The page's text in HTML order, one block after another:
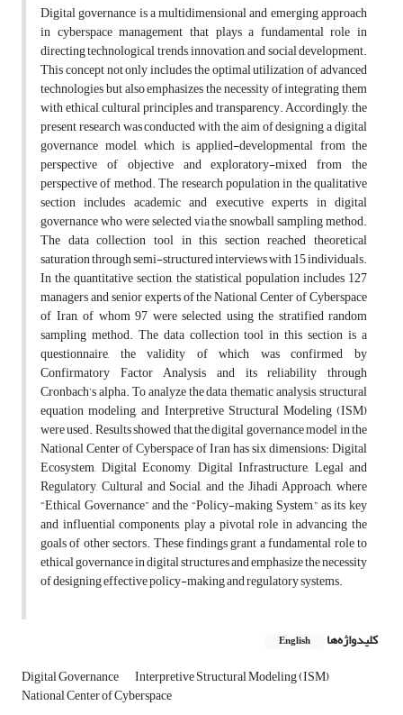
Digital governance is a multidimensional and emerging approach
in cyberspace management that plays a fundamental role in
directing technological trends, innovation, and social development.
This concept not only includes the optimal utilization of advanced
technologies but also emphasizes the necessity of integrating them
with ethical, cultural principles and transparency. Accordingly, the
present research was conducted with the aim of designing a digital
governance model, which is applied-developmental from the
perspective of objective and exploratory-mixed from the
perspective of method. The research population in the qualitative
section includes academic and executive experts in digital
governance who were selected via the snowball sampling method.
The data collection tool in this section reached theoretical
saturation through semi-structured interviews with 15 individuals.
In the quantitative section, the statistical population includes 127
managers and senior experts of the National Center of Cyberspace
of Iran, of whom 97 were selected using the stratified random
sampling method. The data collection tool in this section is a
questionnaire, the validity of which was confirmed by
Confirmatory Factor Analysis and its reliability through
Cronbach’s alpha. To analyze the data, thematic analysis, structural
equation modeling, and Interpretive Structural Modeling (ISM)
were used. Results showed that the digital governance model in the
National Center of Cyberspace of Iran has six dimensions: Digital
Ecosystem, Digital Economy, Digital Infrastructure, Legal and
Regulatory, Cultural and Social, and the Jihadi Approach, where
“Ethical Governance” and the “Policy-making System,” as its key
and influential components, play a pivotal role in advancing the
goals of other sectors. These findings grant a fundamental role to
ethical governance in digital structures and emphasize the necessity
of designing effective policy-making and regulatory systems.
کلیدواژه‌ها English
Digital Governance Interpretive Structural Modeling (ISM)
National Center of Cyberspace